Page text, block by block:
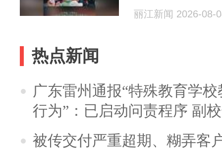
丽江新闻 2026-08-
热点新闻
广东雷州通报“特殊教育学
行为”：已启动问责程序 副
被传交付严重超期、糊弄客